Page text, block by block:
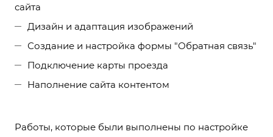
сайта
Дизайн и адаптация изображений
Создание и настройка формы "Обратная связь"
Подключение карты проезда
Наполнение сайта контентом
Работы, которые были выполнены по настройке